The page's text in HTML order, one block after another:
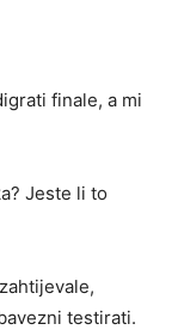
finale, a mi
Jeste li to
testirati.